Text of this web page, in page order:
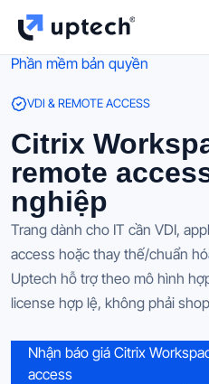
Phần mềm bản quyền
VDI & REMOTE ACCESS
Citrix
remote
nghiệp
Trang dành cho IT cần VDI,
access hoặc thay thế/chuẩn
Uptech hỗ trợ theo mô hình
license hợp lệ, không phải
Nhận báo giá Citrix
access